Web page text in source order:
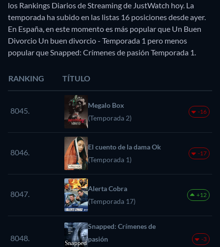
los Rankings Diarios de Streaming de JustWatch hoy. La
temporada ha subido en las listas 16 posiciones desde ayer.
En España, en este momento es más popular que Un Buen
Divorcio Un buen divorcio - Temporada 1 pero menos
popular que Snapped: Crímenes de pasión Temporada 1.
RANKING TÍTULO
8045.
Megalo Box
(Temporada 2)
-16
8046.
El cuento de la dama Ok
(Temporada 1)
-17
8047.
Alerta Cobra
(Temporada 17)
+12
8048.
Snapped: Crímenes de
pasión
-3